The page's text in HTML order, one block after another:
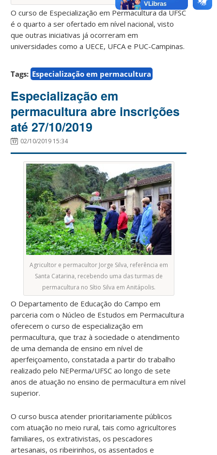
O curso de Especialização em Permacultura da UFSC
é o quarto a ser ofertado em nível nacional, visto
que outras iniciativas já ocorreram em
universidades como a UECE, UFCA e PUC-Campinas.
Tags: Especialização em permacultura
Especialização em
permacultura abre inscrições
até 27/10/2019
02/10/2019 15:34
Agricultor e permacultor Jorge Silva, referência em
Santa Catarina, recebendo uma das turmas de
permacultura no Sítio Silva em Anitápolis.
O Departamento de Educação do Campo em
parceria com o Núcleo de Estudos em Permacultura
oferecem o curso de especialização em
permacultura, que traz à sociedade o atendimento
de uma demanda de ensino em nível de
aperfeiçoamento, constatada a partir do trabalho
realizado pelo NEPerma/UFSC ao longo de sete
anos de atuação no ensino de permacultura em nível
superior.
O curso busca atender prioritariamente públicos
com atuação no meio rural, tais como agricultores
familiares, os extrativistas, os pescadores
artesanais, os ribeirinhos, os assentados e